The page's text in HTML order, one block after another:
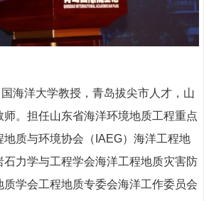
海洋大学教授，青岛拔尖市人才，山
。担任山东省海洋环境地质工程重点
质与环境协会（ IAEG）海洋工程地
石力学与工程学会海洋工程地质灾害防
学会工程地质专委会海洋工作委员会